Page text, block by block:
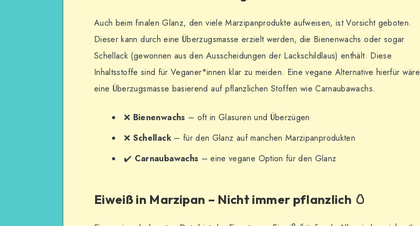
Auch beim finalen Glanz, den viele Marzipanprodukte aufweisen, ist Vorsicht geboten.
Dieser kann durch eine Überzugsmasse erzielt werden, die Bienenwachs oder sogar
Schellack (gewonnen aus den Ausscheidungen der Lackschildlaus) enthält. Diese
Inhaltsstoffe sind für Veganer*innen klar zu meiden. Eine vegane Alternative hierfür wäre
eine Überzugsmasse basierend auf pflanzlichen Stoffen wie Carnaubawachs.
❌ Bienenwachs – oft in Glasuren und Überzügen
❌ Schellack– für den Glanz auf manchen Marzipanprodukten
✔️ Carnaubawachs – eine vegane Option für den Glanz
Eiweiß in Marzipan – Nicht immer pflanzlich 🥚